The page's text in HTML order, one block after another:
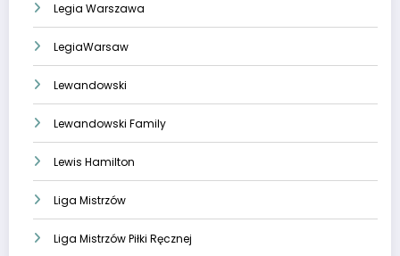
Legia Warszawa
LegiaWarsaw
Lewandowski
Lewandowski Family
Lewis Hamilton
Liga Mistrzów
Liga Mistrzów Piłki Ręcznej